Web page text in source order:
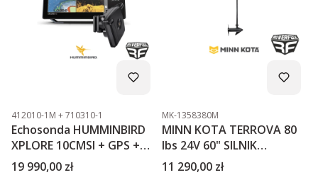
Kod produktu
412010-1M + 710310-1
Echosonda HUMMINBIRD
XPLORE 10CMSI + GPS +
MEGA LIVE2
Cena
19 990,00 zł
Kod produktu
MK-1358380M
MINN KOTA TERROVA 80
lbs 24V 60" SILNIK
ELEKTRYCZNY
Cena
11 290,00 zł